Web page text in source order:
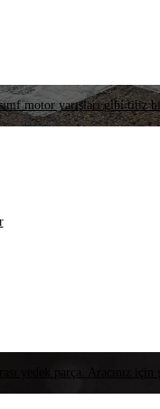
motor yarışları gibi titiz
yedek parça. Aracınız